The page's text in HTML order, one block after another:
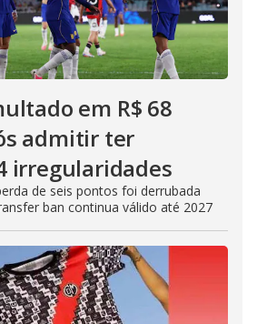
em R$ 68
admitir ter
irregularidades
de seis pontos foi derrubada
ban continua válido até 2027